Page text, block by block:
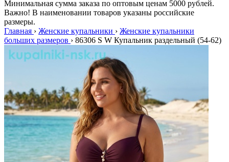
Минимальная сумма заказа по оптовым ценам 5000 рублей.
Важно! В наименовании товаров указаны российские
размеры.
Главная › Женские купальники › Женские купальники
больших размеров › 86306 S W Купальник раздельный (54-62)